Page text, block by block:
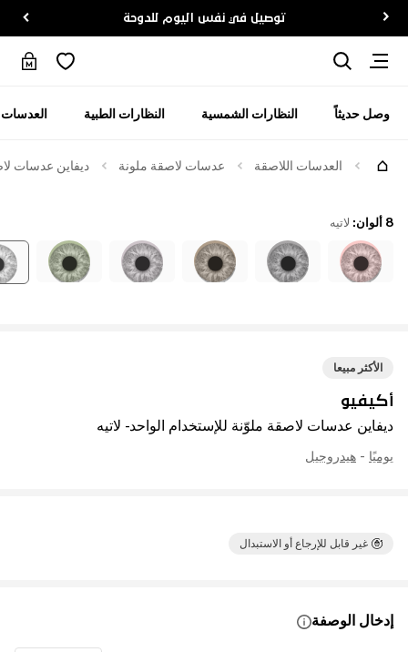
توصيل في نفس اليوم للدوحة
وصل حديثاً النظارات الشمسية النظارات الطبية
العدسات اللاصقة عدسات لاصقة ملونة ديفاين عدسات
الأكثر مبيعا
أكيفيو
ديفاين عدسات لاصقة ملوّنة للإستخدام الواحد - لاتيه
يوميًا - هيدروجيل
غير قابل للإرجاع أو الاستبدال
8 ألوان : لاتيه
إدخال الوصفة